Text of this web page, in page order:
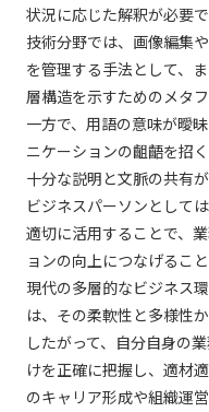
状況に応じた解釈が必要で
技術分野では、画像編集
を管理する手法として、
層構造を示すためのメタ
一方で、用語の意味が曖
ニケーションの齟齬を招
十分な説明と文脈の共有が
ビジネスパーソンとして
適切に活用することで、
ョンの向上につなげること
現代の多層的なビジネス
は、その柔軟性と多様性
したがって、自分自身の
けを正確に把握し、適材
のキャリア形成や組織運